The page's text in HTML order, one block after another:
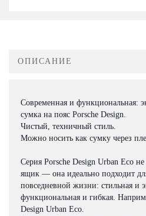
ОПИСАНИЕ
Современная и функциональная:
сумка на пояс Porsche Design.
Чистый, техничный стиль.
Можно носить как сумку через
Серия Porsche Design Urban Eco не
ящик — она идеально подходит
повседневной жизни: стильная и
функциональная и гибкая.
Design Urban Eco.